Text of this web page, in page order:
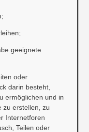
geeignete
oder
darin besteht,
ermöglichen und in
zu erstellen, zu
Internetforen
Teilen oder